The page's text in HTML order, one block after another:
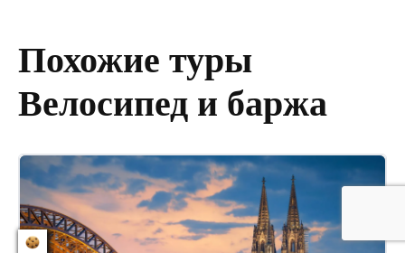
Похожие туры
Велосипед и баржа